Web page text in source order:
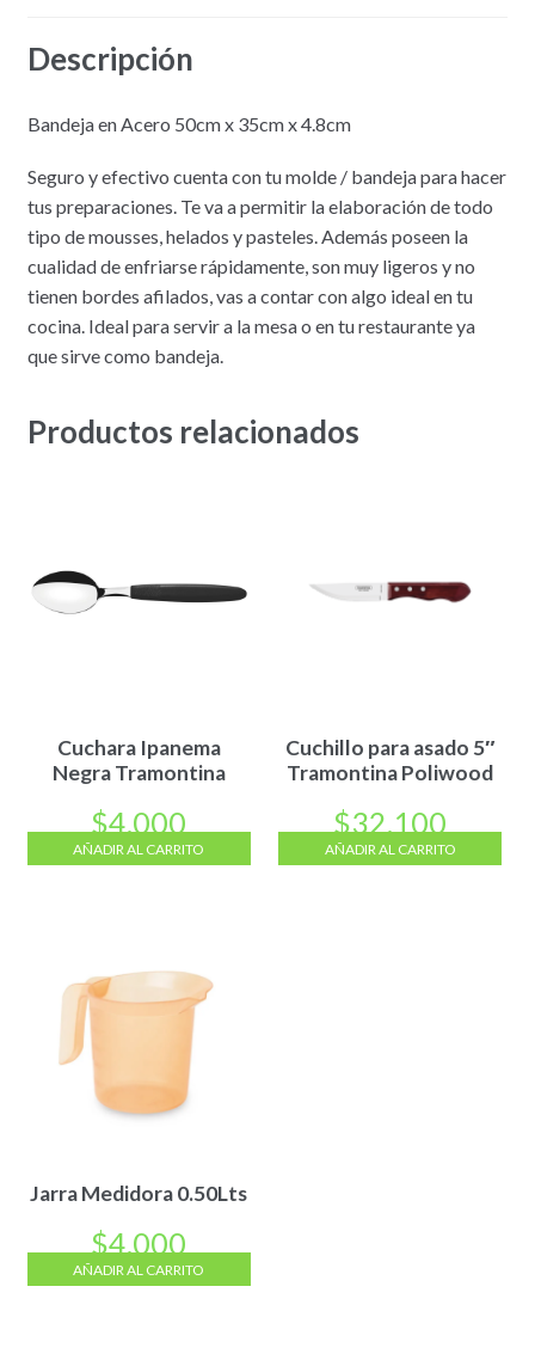
Descripción
Bandeja en Acero 50cm x 35cm x 4.8cm
Seguro y efectivo cuenta con tu molde / bandeja para hacer
tus preparaciones. Te va a permitir la elaboración de todo
tipo de mousses, helados y pasteles. Además poseen la
cualidad de enfriarse rápidamente, son muy ligeros y no
tienen bordes afilados, vas a contar con algo ideal en tu
cocina. Ideal para servir a la mesa o en tu restaurante ya
que sirve como bandeja.
Productos relacionados
Cuchara Ipanema
Negra Tramontina
$4.000
AÑADIR AL CARRITO
Cuchillo para asado 5″
Tramontina Poliwood
$32.100
AÑADIR AL CARRITO
Jarra Medidora 0.50Lts
$4.000
AÑADIR AL CARRITO